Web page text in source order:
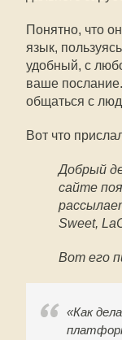
Понятно, что
язык,
удобный, с
ваше
общаться с
Вот что
Добрый
сайте
Sweet,
Вот его
«Как